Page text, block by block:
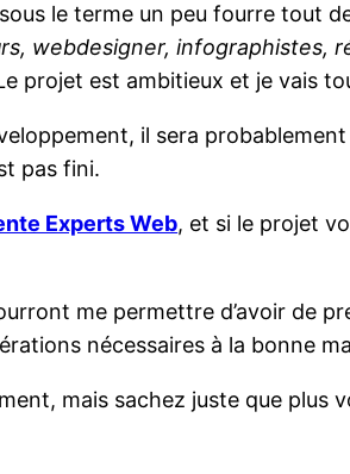
le terme un peu fourre tout
webdesigner,
projet est ambitieux et je vais
il sera
pas fini.
Experts Web, et si le projet
me permettre d’avoir de
nécessaires à la bonne
mais sachez juste que plus